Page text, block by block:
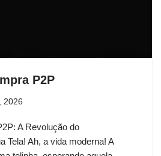
P2P
2026
A Revolução do
Tela! Ah, a vida moderna! A